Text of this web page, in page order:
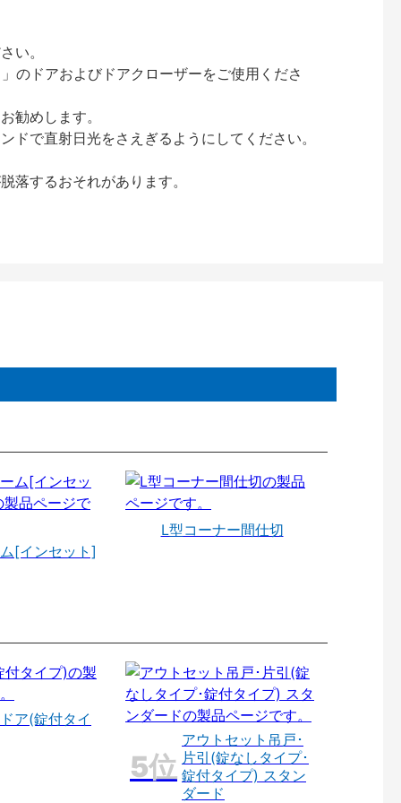
い。
のドアおよびドアクローザーをご使用くださ
勧めします。
で直射日光をさえぎるようにしてください。
するおそれがあります。
[インセット]
L型コーナー間仕切
ア(錠付タイ
アウトセット吊戸･
片引(錠なしタイプ･
錠付タイプ) スタン
ダード